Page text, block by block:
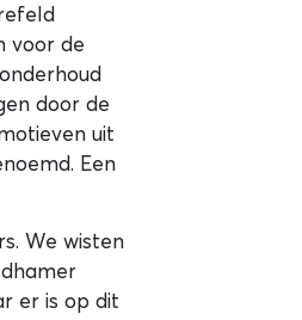
voor de
door de
uit
Een
We wisten
er is op dit